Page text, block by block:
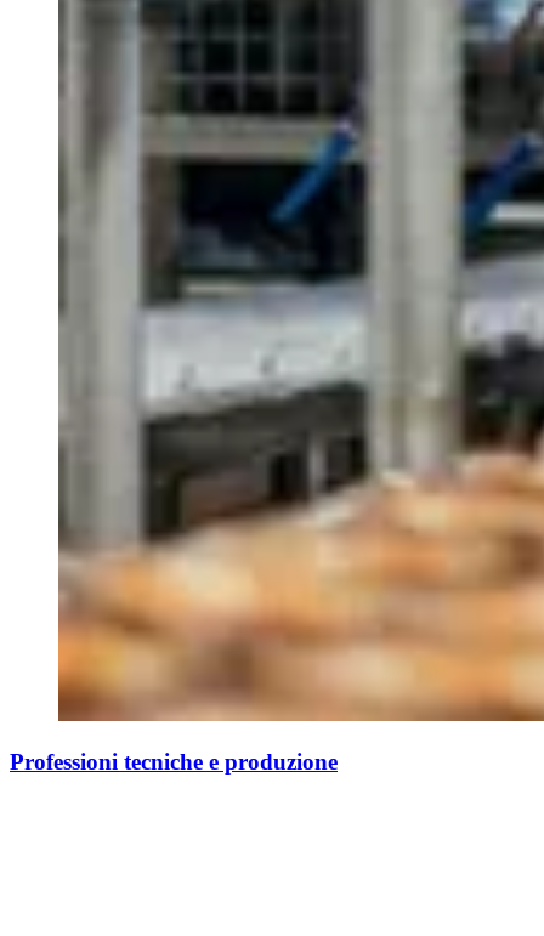
Professioni tecniche e produzione